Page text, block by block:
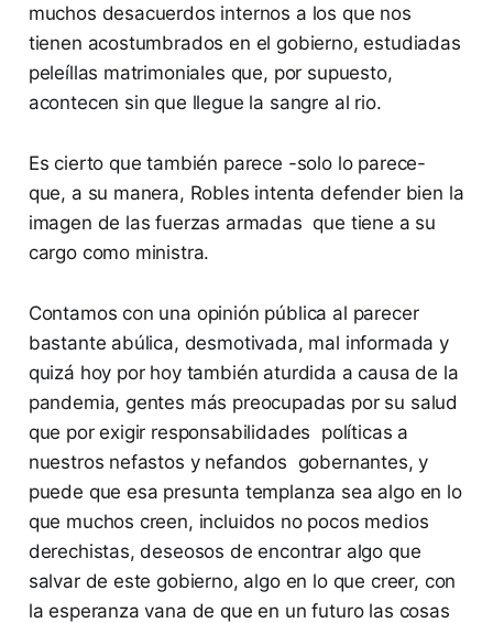
muchos desacuerdos internos a los que nos
tienen acostumbrados en el gobierno, estudiadas
peleíllas matrimoniales que, por supuesto,
acontecen sin que llegue la sangre al rio.
Es cierto que también parece -solo lo parece-
que, a su manera, Robles intenta defender bien la
imagen de las fuerzas armadas que tiene a su
cargo como ministra.
Contamos con una opinión pública al parecer
bastante abúlica, desmotivada, mal informada y
quizá hoy por hoy también aturdida a causa de la
pandemia, gentes más preocupadas por su salud
que por exigir responsabilidades políticas a
nuestros nefastos y nefandos gobernantes, y
puede que esa presunta templanza sea algo en lo
que muchos creen, incluidos no pocos medios
derechistas, deseosos de encontrar algo que
salvar de este gobierno, algo en lo que creer, con
la esperanza vana de que en un futuro las cosas